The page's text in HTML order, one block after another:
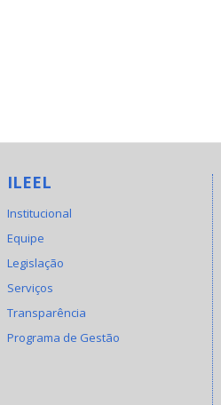
ILEEL
Institucional
Equipe
Legislação
Serviços
Transparência
Programa de Gestão